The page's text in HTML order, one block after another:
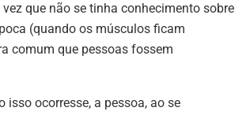
que não se tinha conhecimento sobre
(quando os músculos ficam
comum que pessoas fossem
isso ocorresse, a pessoa, ao se